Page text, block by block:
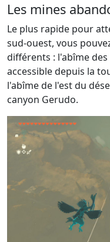
Les mines
Le plus rapide pour
sud-ouest, vous
différents : l'abîme
accessible depuis la
l'abîme de l'est du
canyon Gerudo.